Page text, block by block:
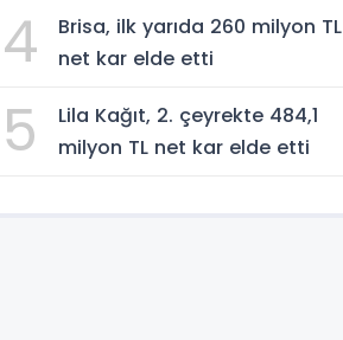
4
Brisa, ilk yarıda 260 milyon TL
net kar elde etti
5
Lila Kağıt, 2. çeyrekte 484,1
milyon TL net kar elde etti